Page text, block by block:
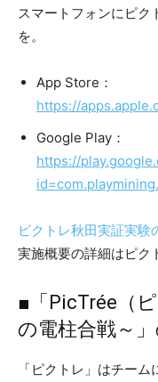
スマートフォンにピク
を。
App Store：
https://
Google Play：
https://
ピクトレ秋田実証実験
実施概要の詳細はピク
■「PicTrée（
の電柱合戦～
「ピクトレ」はチー